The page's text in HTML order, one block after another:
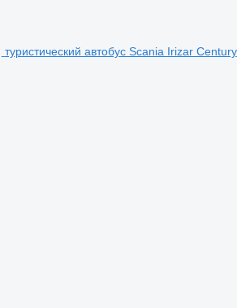
туристический автобус Scania Irizar Century